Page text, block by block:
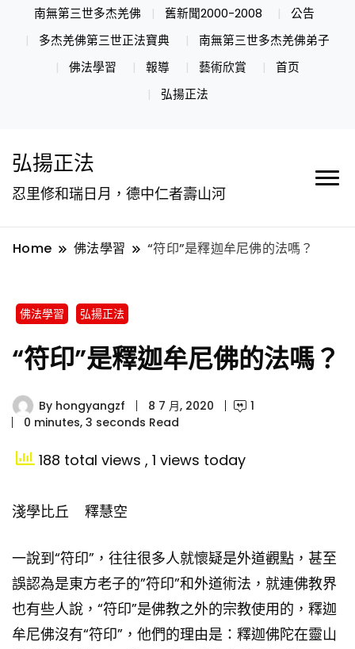
南無第三世多杰羌佛 舊新聞2000-2008
公告
多杰羌佛第三世正法寶典
南無第三世多杰羌佛弟子
佛法學習
報導 藝術欣賞
首页
弘揚正法
弘揚正法
忍里修和瑞日月，德中仁者壽山河
Home 佛法學習 “符印”是釋迦牟尼佛的法嗎？
佛法學習 弘揚正法
“符印”是釋迦牟尼佛的法嗎？
By hongyangzf 8 7 月, 2020
1
0 minutes, 3 seconds Read
188 total views , 1 views today
淺學比丘 釋慧空
一說到“符印”，往往很多人就懷疑是外道觀點，甚至
誤認為是東方老子的”符印”和外道術法，就連佛教界
也有些人說，“符印”是佛教之外的宗教使用的，釋迦
牟尼佛沒有“符印”，他們的理由是：釋迦佛陀在靈山